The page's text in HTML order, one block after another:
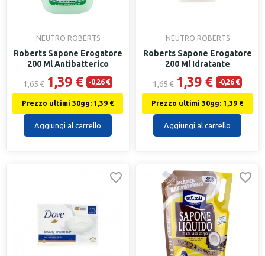
NEUTRO ROBERTS
Roberts Sapone Erogatore
200 Ml Antibatterico
1,65 € 1,39 € -0,26 €
Prezzo ultimi 30gg: 1,39 €
Aggiungi al carrello
NEUTRO ROBERTS
Roberts Sapone Erogatore
200 Ml Idratante
1,65 € 1,39 € -0,26 €
Prezzo ultimi 30gg: 1,39 €
Aggiungi al carrello